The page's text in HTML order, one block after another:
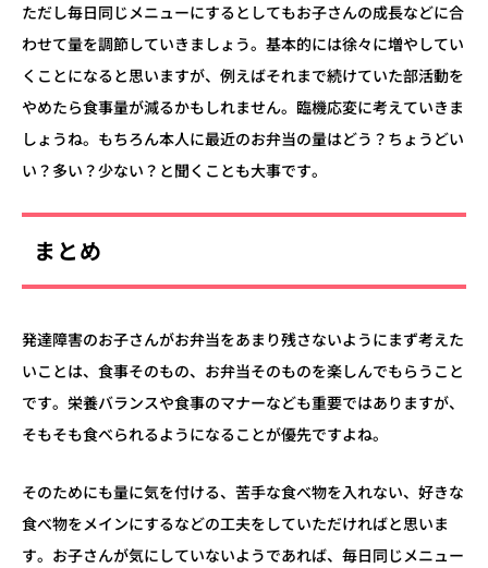
ただし毎日同じメニューにするとしてもお子さんの成長などに合
わせて量を調節していきましょう。 基本的には徐々に増やしてい
くことになると思いますが、例えばそれまで続けていた部活動を
やめたら食事量が減るかもしれません。臨機応変に考えていきま
しょうね。もちろん本人に最近のお弁当の量はどう？ちょうどい
い？多い？少ない？と聞くことも大事です。
まとめ
発達障害のお子さんがお弁当をあまり残さないようにまず考えた
いことは、食事そのもの、お弁当そのものを楽しんでもらうこと
です。栄養バランスや食事のマナーなども重要ではありますが、
そもそも食べられるようになることが優先ですよね。
そのためにも量に気を付ける、苦手な食べ物を入れない、好きな
食べ物をメインにするなどの工夫をしていただければと思いま
す。お子さんが気にしていないようであれば、毎日同じメニュー